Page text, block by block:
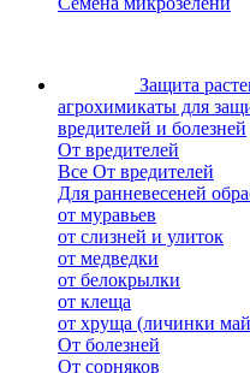
Защита
агрохимикаты для
вредителей и болезней
От вредителей
Все От вредителей
Для ранневесеней
от муравьев
от слизней и улиток
от медведки
от белокрылки
от клеща
от хруща (личинки
От болезней
От сорняков